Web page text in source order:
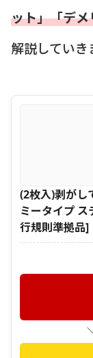
ット」「デ
解説していき
(2枚入)剥がし
ミータイプ
行規則準拠品]